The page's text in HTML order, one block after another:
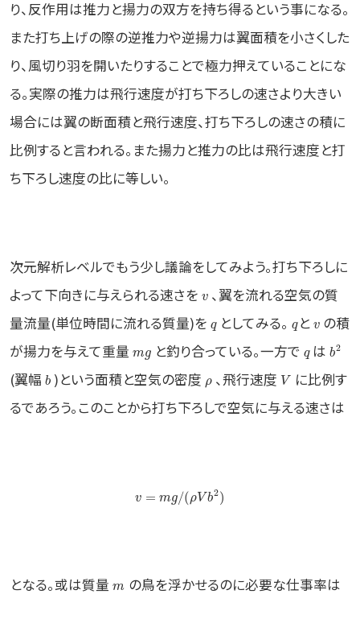
り、反作用は推力と揚力の双方を持ち得るという事になる。
また打ち上げの際の逆推力や逆揚力は翼面積を小さくした
り、風切り羽を開いたりすることで極力押えていることにな
る。実際の推力は飛行速度が打ち下ろしの速さより大きい
場合には翼の断面積と飛行速度、打ち下ろしの速さの積に
比例すると言われる。また揚力と推力の比は飛行速度と打
ち下ろし速度の比に等しい。
次元解析レベルでもう少し議論をしてみよう。打ち下ろしに
よって下向きに与えられる速さを v 、翼を流れる空気の質
量流量(単位時間に流れる質量)を qとしてみる。qと v の積
が揚力を与えて重量 mgと釣り合っている。一方で qはb2
(翼幅 b )という面積と空気の密度 ρ 、飛行速度 V に比例す
るであろう。このことから打ち下ろしで空気に与える速さは
v = mg/(ρVb2)
となる。或は質量 m の鳥を浮かせるのに必要な仕事率は